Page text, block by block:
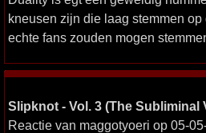
kneusen zijn die laag stemmen
echte fans zouden mogen
Slipknot - Vol. 3 (The Subliminal
Reactie van maggotyoeri op 05-